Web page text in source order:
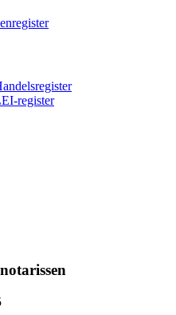
register